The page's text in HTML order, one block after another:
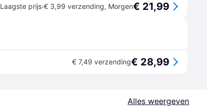
Laagste prijs·€ 3,99 verzending, Morgen€ 21,99
€ 7,49 verzending€ 28,99
Alles weergeven